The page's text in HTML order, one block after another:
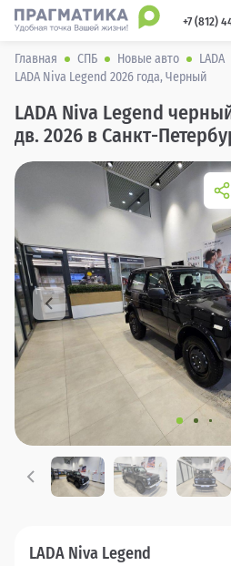
+7 (812)
Главная СПБ Новые авто LADA
LADA Niva Legend 2026 года, Черный
LADA Niva Legend
дв. 2026 в Санкт-
LADA Niva Legend